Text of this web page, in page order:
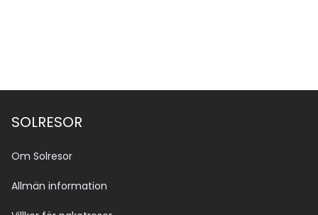
SOLRESOR
Om Solresor
Allmän information